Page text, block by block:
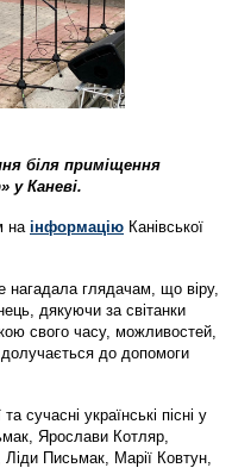
біля приміщення
у Каневі.
на інформацію Канівської
нагадала глядачам, що віру,
дякуючи за світанки
свого часу, можливостей,
долучається до допомоги
сучасні українські пісні у
Ярослави Котляр,
Письмак, Марії Ковтун,